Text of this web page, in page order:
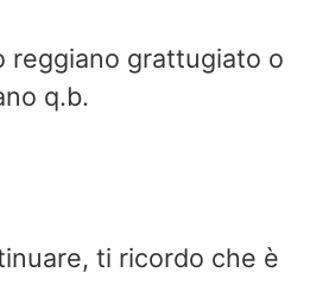
reggiano grattugiato o
q.b.